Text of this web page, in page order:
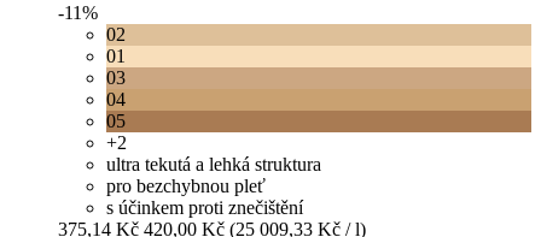
-11%
02
01
03
04
05
+2
ultra tekutá a lehká struktura
pro bezchybnou pleť
s účinkem proti znečištění
375,14 Kč 420,00 Kč (25 009,33 Kč / l)